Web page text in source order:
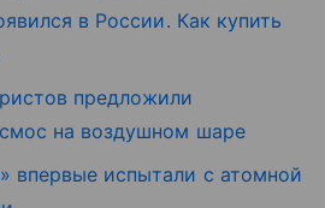
в России. Как купить
предложили
на воздушном шаре
впервые испытали с атомной